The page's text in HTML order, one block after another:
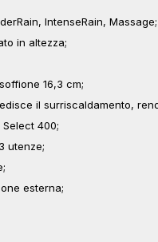
IntenseRain, Massage;
in altezza;
16,3 cm;
il surriscaldamento,
400;
utenze;
esterna;